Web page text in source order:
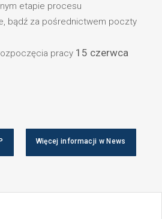
etapie procesu
bądź za pośrednictwem poczty
pracy 15 czerwca
Więcej informacji w News